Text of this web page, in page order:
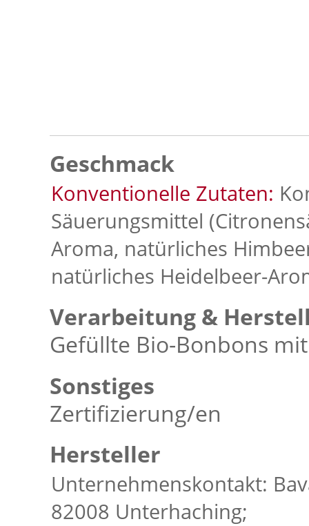
Geschmack
Konventionelle Zutaten:
Säuerungsmittel
Aroma, natürliches
natürliches Heidelbeer-
Verarbeitung &
Gefüllte Bio-Bonbons
Sonstiges
Zertifizierung/en
Hersteller
Unternehmenskontakt:
82008 Unterhaching;